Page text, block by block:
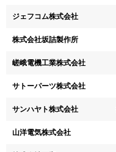
ジェフコム株式会社
株式会社坂詰製作所
嵯峨電機工業株式会社
サトーパーツ株式会社
サンハヤト株式会社
山洋電気株式会社